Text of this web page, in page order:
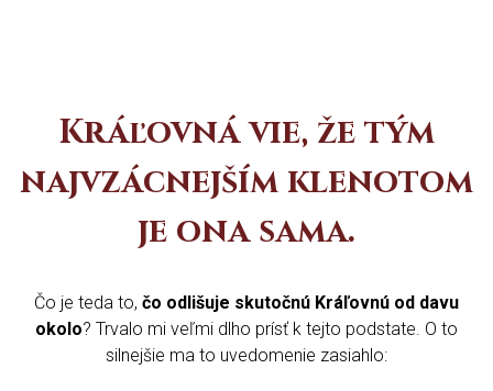
Kráľovná vie, že tým
najvzácnejším klenotom
je ona sama.
Čo je teda to, čo odlišuje skutočnú Kráľovnú od davu
okolo? Trvalo mi veľmi dlho prísť k tejto podstate. O to
silnejšie ma to uvedomenie zasiahlo: